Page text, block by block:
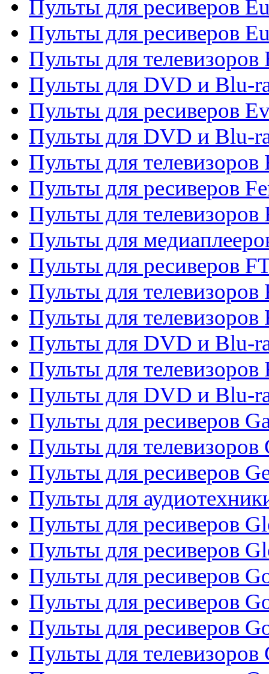
Пульты для ресиверов
Пульты для ресиверов
Пульты для телевизоров
Пульты для DVD и Blu-
Пульты для ресиверов
Пульты для DVD и Blu-
Пульты для телевизоров
Пульты для ресиверов
Пульты для
Пульты для
Пульты для ресиверов
Пульты для телевизоров
Пульты для телевизоров
Пульты для DVD и Blu-
Пульты для телевизоров
Пульты для DVD и Blu-
Пульты для ресиверов
Пульты для телевизоров
Пульты для ресиверов
Пульты для
Пульты для ресиверов
Пульты для ресиверов
Пульты для ресиверов
Пульты для ресиверов
Пульты для ресиверов
Пульты для телевизоров